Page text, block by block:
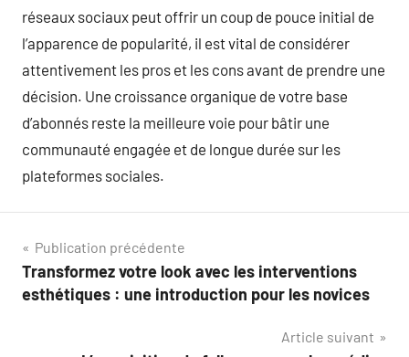
réseaux sociaux peut offrir un coup de pouce initial de
l’apparence de popularité, il est vital de considérer
attentivement les pros et les cons avant de prendre une
décision. Une croissance organique de votre base
d’abonnés reste la meilleure voie pour bâtir une
communauté engagée et de longue durée sur les
plateformes sociales.
Navigation
de
Publication précédente
Transformez votre look avec les interventions
esthétiques : une introduction pour les novices
Article suivant